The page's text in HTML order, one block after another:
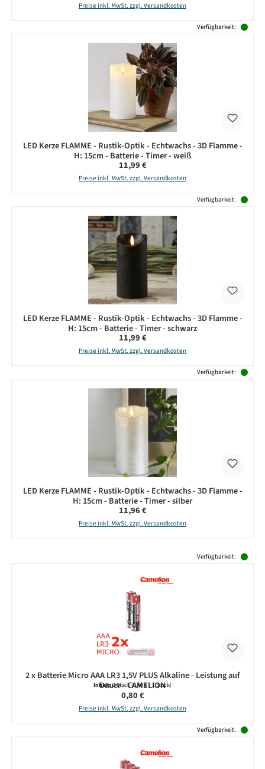
Preise inkl. MwSt. zzgl. Versandkosten
Verfügbarkeit:
LED Kerze FLAMME - Rustik-Optik - Echtwachs - 3D Flamme -
H: 15cm - Batterie - Timer - weiß
Regulärer Preis:
11,99 €
Preise inkl. MwSt. zzgl. Versandkosten
Verfügbarkeit:
LED Kerze FLAMME - Rustik-Optik - Echtwachs - 3D Flamme -
H: 15cm - Batterie - Timer - schwarz
Regulärer Preis:
11,99 €
Preise inkl. MwSt. zzgl. Versandkosten
Verfügbarkeit:
LED Kerze FLAMME - Rustik-Optik - Echtwachs - 3D Flamme -
H: 15cm - Batterie - Timer - silber
Regulärer Preis:
11,96 €
Preise inkl. MwSt. zzgl. Versandkosten
Verfügbarkeit:
2 x Batterie Micro AAA LR3 1,5V PLUS Alkaline - Leistung auf
Dauer - CAMELION
Inhalt:2 Stück(0,40 € / 1 Stück)
Regulärer Preis:
0,80 €
Preise inkl. MwSt. zzgl. Versandkosten
Verfügbarkeit: